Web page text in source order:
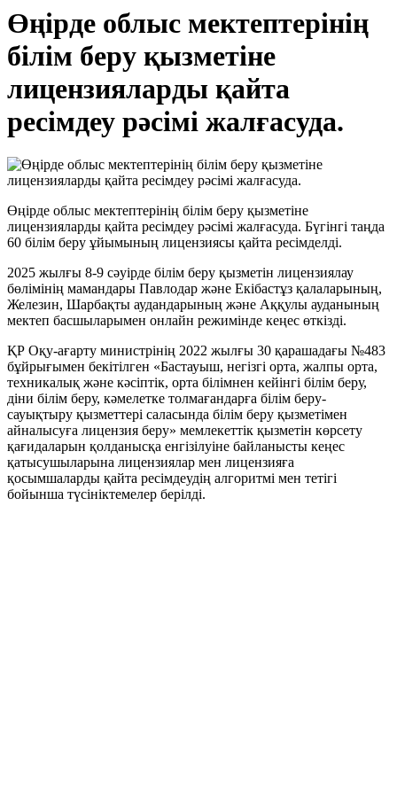
Өңірде облыс мектептерінің
білім беру қызметіне
лицензияларды қайта
ресімдеу рәсімі жалғасуда.
Өңірде облыс мектептерінің білім беру қызметіне
лицензияларды қайта ресімдеу рәсімі жалғасуда. Бүгінгі таңда
60 білім беру ұйымының лицензиясы қайта ресімделді.
2025 жылғы 8-9 сәуірде білім беру қызметін лицензиялау
бөлімінің мамандары Павлодар және Екібастұз қалаларының,
Железин, Шарбақты аудандарының және Аққулы ауданының
мектеп басшыларымен онлайн режимінде кеңес өткізді.
ҚР Оқу-ағарту министрінің 2022 жылғы 30 қарашадағы №483
бұйрығымен бекітілген «Бастауыш, негізгі орта, жалпы орта,
техникалық және кәсіптік, орта білімнен кейінгі білім беру,
діни білім беру, кәмелетке толмағандарға білім беру-
сауықтыру қызметтері саласында білім беру қызметімен
айналысуға лицензия беру» мемлекеттік қызметін көрсету
қағидаларын қолданысқа енгізілуіне байланысты кеңес
қатысушыларына лицензиялар мен лицензияға
қосымшаларды қайта ресімдеудің алгоритмі мен тетігі
бойынша түсініктемелер берілді.